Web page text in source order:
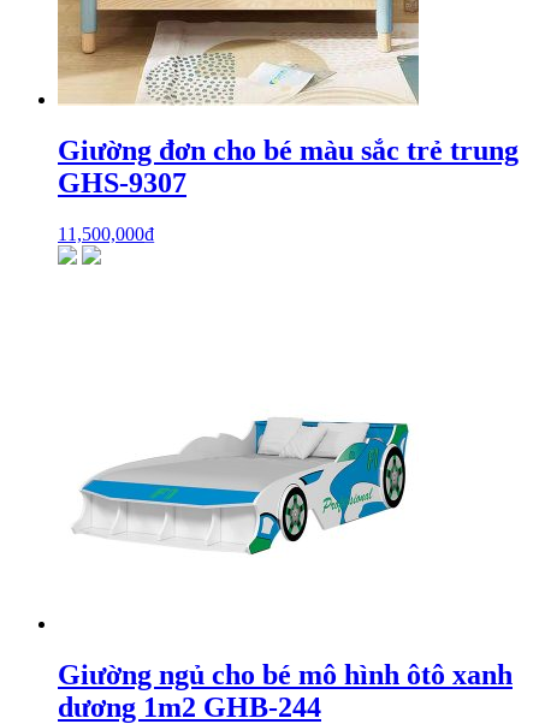
Giường đơn cho bé màu sắc trẻ trung
GHS-9307
11,500,000₫
Giường ngủ cho bé mô hình ôtô xanh
dương 1m2 GHB-244